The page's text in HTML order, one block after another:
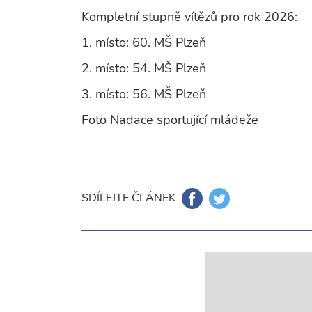
Kompletní stupně vítězů pro rok 2026:
1. místo: 60. MŠ Plzeň
2. místo: 54. MŠ Plzeň
3. místo: 56. MŠ Plzeň
Foto Nadace sportující mládeže
SDÍLEJTE ČLÁNEK